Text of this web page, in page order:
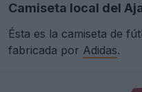
Camiseta local del
Ésta es la camiseta de
fabricada por Adidas.